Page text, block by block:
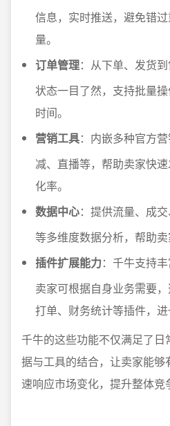
信息，实时推送，避免错
量。
订单管理：从下单、发货
状态一目了然，支持批量
时间。
营销工具：内嵌多种官方
减、直播等，帮助卖家快
化率。
数据中心：提供流量、成
等多维度数据分析，帮助卖
插件扩展能力：千牛支持
卖家可根据自身业务需要
打单、财务统计等插件，进
千牛的这些功能不仅满足了
据与工具的结合，让卖家能
速响应市场变化，提升整体竞